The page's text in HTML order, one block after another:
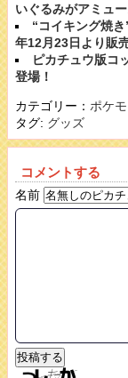
いぐるみがアミュ
“コイキング焼
年12月23日より販
ピカチュウ版コ
登場！
カテゴリー： ポケ
タグ: グッズ
コメントする
名前